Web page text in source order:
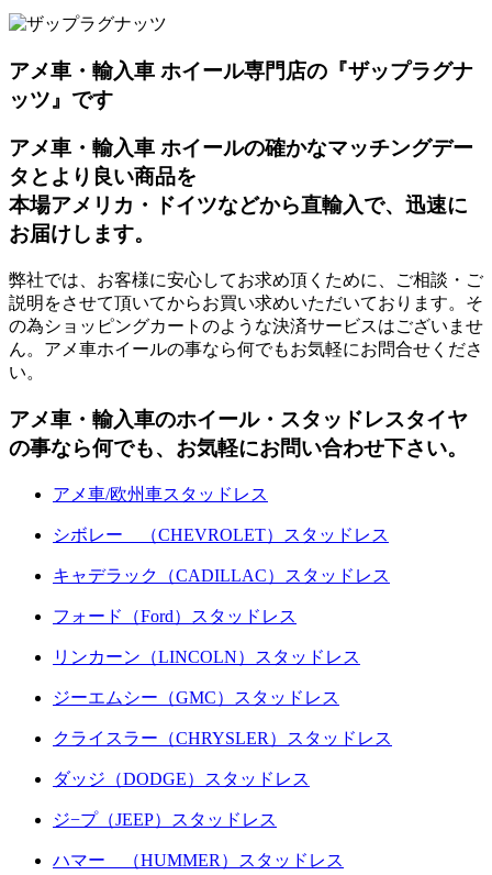
アメ車・輸入車 ホイール専門店の『ザップラグナ
ッツ』です
アメ車・輸入車 ホイールの確かなマッチングデー
タとより良い商品を
本場アメリカ・ドイツなどから直輸入で、迅速に
お届けします。
弊社では、お客様に安心してお求め頂くために、ご相談・ご
説明をさせて頂いてからお買い求めいただいております。そ
の為ショッピングカートのような決済サービスはございませ
ん。アメ車ホイールの事なら何でもお気軽にお問合せくださ
い。
アメ車・輸入車のホイール・スタッドレスタイヤ
の事なら何でも、お気軽にお問い合わせ下さい。
アメ車/欧州車スタッドレス
シボレー （CHEVROLET）スタッドレス
キャデラック（CADILLAC）スタッドレス
フォード（Ford）スタッドレス
リンカーン（LINCOLN）スタッドレス
ジーエムシー（GMC）スタッドレス
クライスラー（CHRYSLER）スタッドレス
ダッジ（DODGE）スタッドレス
ジ−プ（JEEP）スタッドレス
ハマー （HUMMER）スタッドレス